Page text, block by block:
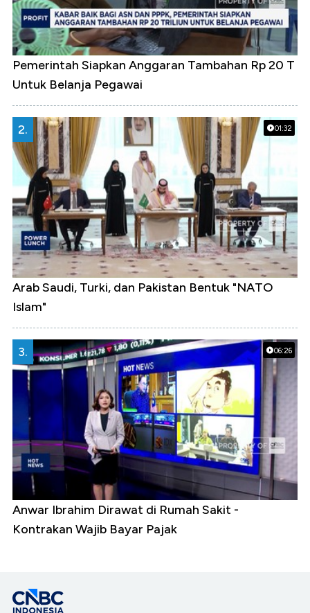
Pemerintah Siapkan Anggaran Tambahan Rp 20 T
Untuk Belanja Pegawai
01:32
2.
Arab Saudi, Turki, dan Pakistan Bentuk "NATO
Islam"
06:26
3.
Anwar Ibrahim Dirawat di Rumah Sakit -
Kontrakan Wajib Bayar Pajak